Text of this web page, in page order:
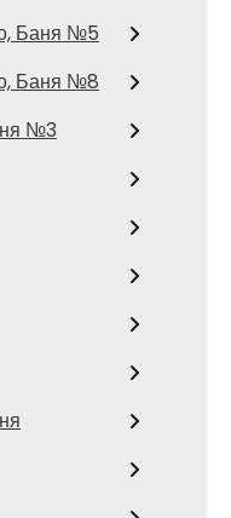
Баня №5
Баня №8
№3